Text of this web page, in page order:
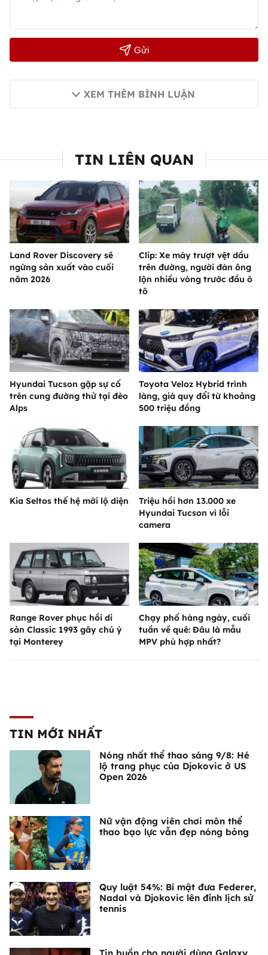
Gửi
XEM THÊM BÌNH LUẬN
TIN LIÊN QUAN
Land Rover Discovery sẽ
ngừng sản xuất vào cuối
năm 2026
Clip: Xe máy trượt vệt dầu
trên đường, người đàn ông
lộn nhiều vòng trước đầu ô
tô
Hyundai Tucson gặp sự cố
trên cung đường thử tại đèo
Alps
Toyota Veloz Hybrid trình
làng, giá quy đổi từ khoảng
500 triệu đồng
Kia Seltos thế hệ mới lộ diện
Triệu hồi hơn 13.000 xe
Hyundai Tucson vì lỗi
camera
Range Rover phục hồi di
sản Classic 1993 gây chú ý
tại Monterey
Chạy phố hàng ngày, cuối
tuần về quê: Đâu là mẫu
MPV phù hợp nhất?
TIN MỚI NHẤT
Nóng nhất thể thao sáng 9/8: Hé
lộ trang phục của Djokovic ở US
Open 2026
Nữ vận động viên chơi môn thể
thao bạo lực vẫn đẹp nóng bỏng
Quy luật 54%: Bí mật đưa Federer,
Nadal và Djokovic lên đỉnh lịch sử
tennis